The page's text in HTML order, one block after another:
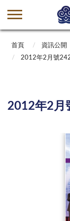
首頁 資訊公開
2012年2月號
2012年2月